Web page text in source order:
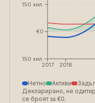
2017 2018
€-150 хил.
€0
€150 хил.
Нетно Активи
Декларирано, не
се броят за €0.